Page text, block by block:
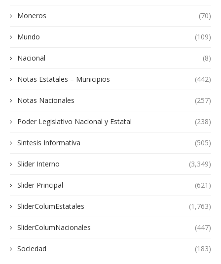
Moneros (70)
Mundo (109)
Nacional (8)
Notas Estatales – Municipios (442)
Notas Nacionales (257)
Poder Legislativo Nacional y Estatal (238)
Sintesis Informativa (505)
Slider Interno (3,349)
Slider Principal (621)
SliderColumEstatales (1,763)
SliderColumNacionales (447)
Sociedad (183)